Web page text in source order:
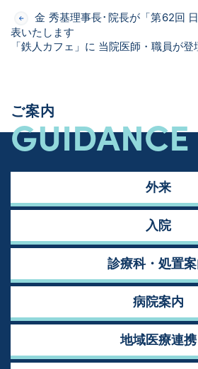
金 秀基理事長･院長が「第62回
表いたします
「鉄人カフェ」に 当院医師・職員が登
ご案内
GUIDANCE
外来
入院
診療科・処置
病院案内
地域医療連携